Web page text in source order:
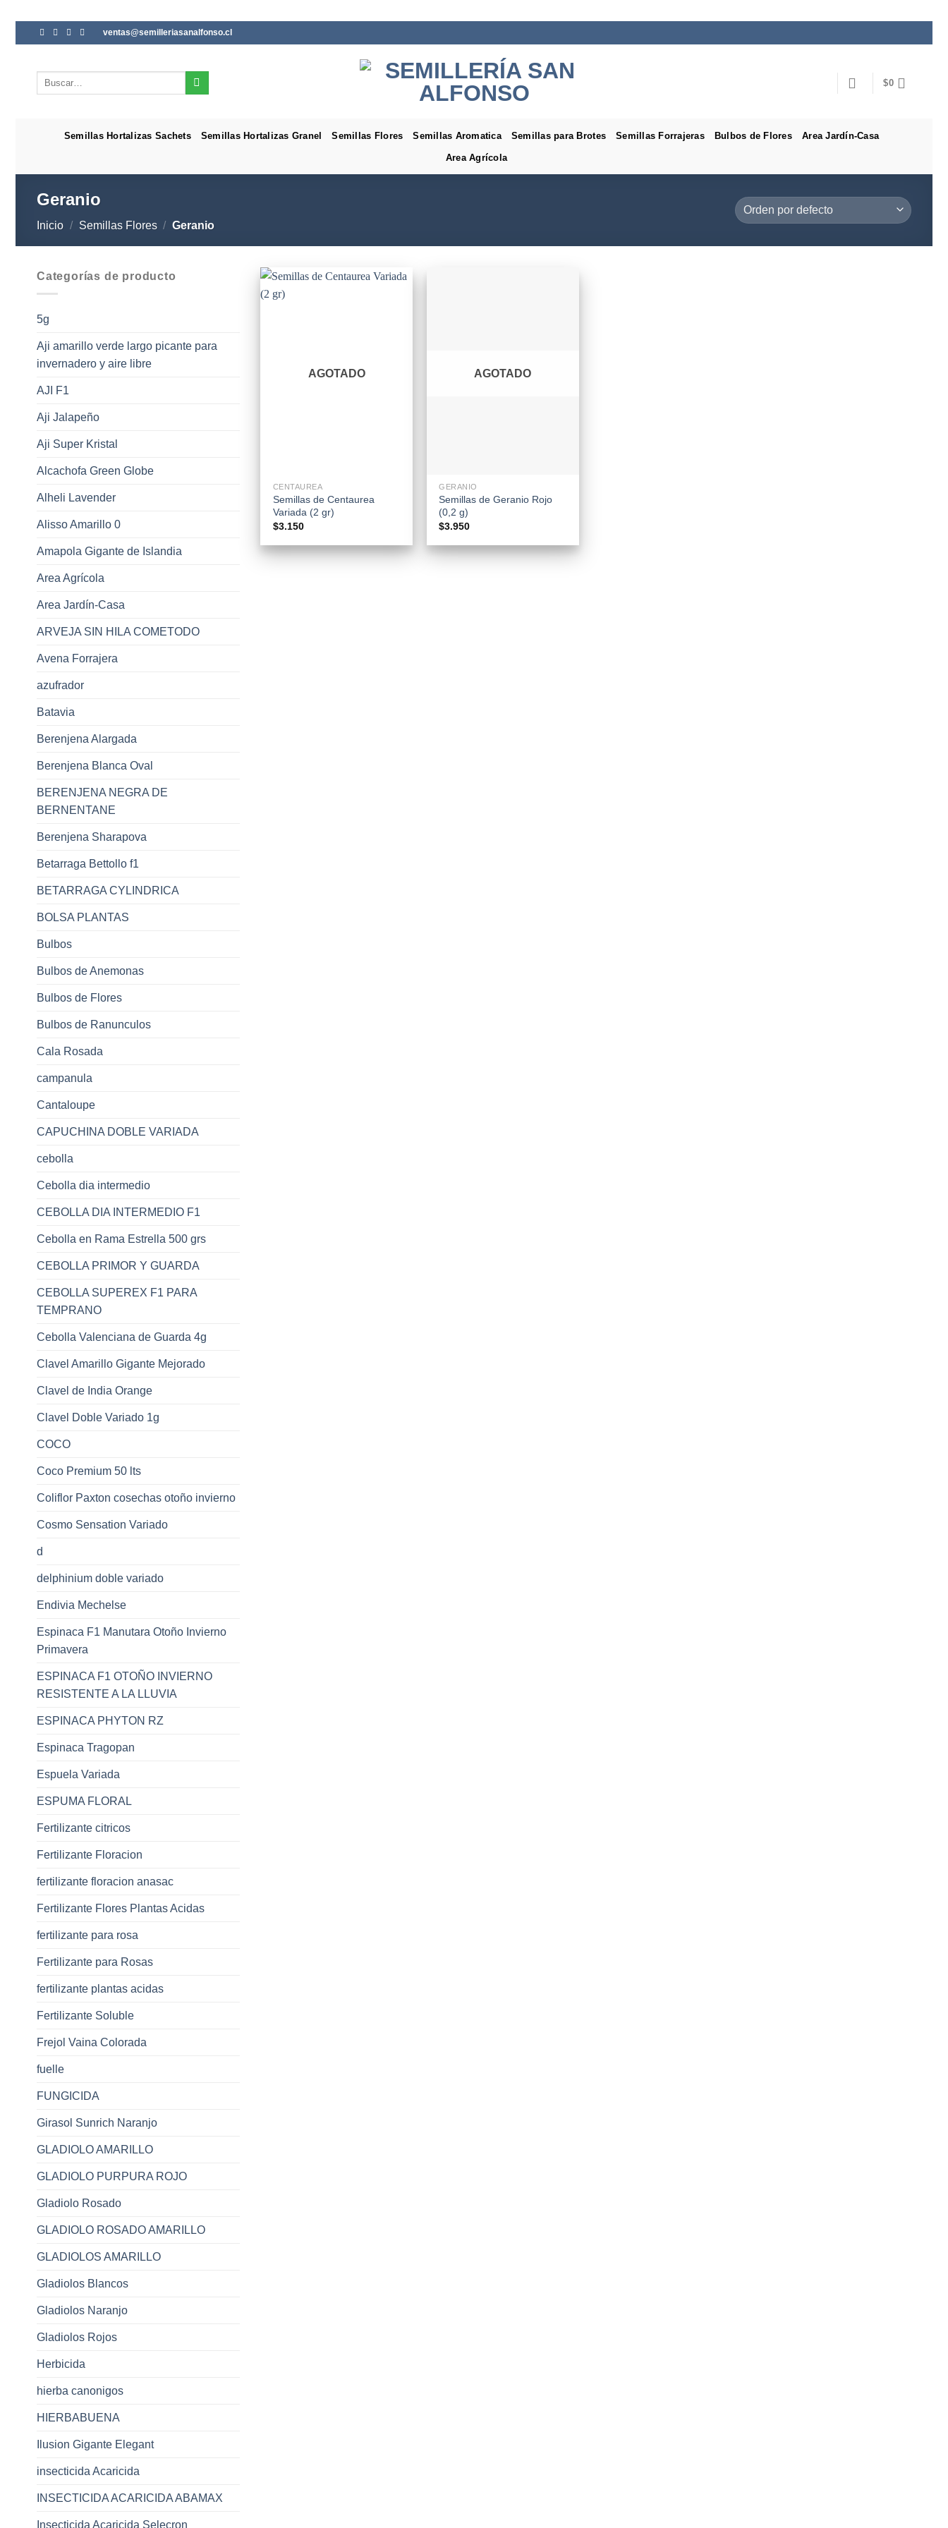
Saltar
al
ventas@semilleriasanalfonso.cl
Buscar
$0
Semillas Hortalizas Sachets Semillas Hortalizas Granel Semillas Flores Semillas Aromatica Semillas para Brotes Semillas Forrajeras Bulbos de Flores Area Jardín-Casa
Area Agrícola
Geranio
Inicio / Semillas Flores / Geranio
Categorías de producto
5g
Aji amarillo verde largo picante para
invernadero y aire libre
AJI F1
Aji Jalapeño
Aji Super Kristal
Alcachofa Green Globe
Alheli Lavender
Alisso Amarillo 0
Amapola Gigante de Islandia
Area Agrícola
Area Jardín-Casa
ARVEJA SIN HILA COMETODO
Avena Forrajera
azufrador
Batavia
Berenjena Alargada
Berenjena Blanca Oval
BERENJENA NEGRA DE
BERNENTANE
Berenjena Sharapova
Betarraga Bettollo f1
BETARRAGA CYLINDRICA
BOLSA PLANTAS
Bulbos
Bulbos de Anemonas
Bulbos de Flores
Bulbos de Ranunculos
Cala Rosada
campanula
Cantaloupe
CAPUCHINA DOBLE VARIADA
cebolla
Cebolla dia intermedio
CEBOLLA DIA INTERMEDIO F1
Cebolla en Rama Estrella 500 grs
CEBOLLA PRIMOR Y GUARDA
CEBOLLA SUPEREX F1 PARA
TEMPRANO
Cebolla Valenciana de Guarda 4g
Clavel Amarillo Gigante Mejorado
Clavel de India Orange
Clavel Doble Variado 1g
COCO
Coco Premium 50 lts
Coliflor Paxton cosechas otoño invierno
Cosmo Sensation Variado
d
delphinium doble variado
Endivia Mechelse
Espinaca F1 Manutara Otoño Invierno
Primavera
ESPINACA F1 OTOÑO INVIERNO
RESISTENTE A LA LLUVIA
ESPINACA PHYTON RZ
Espinaca Tragopan
Espuela Variada
ESPUMA FLORAL
Fertilizante citricos
Fertilizante Floracion
fertilizante floracion anasac
Fertilizante Flores Plantas Acidas
fertilizante para rosa
Fertilizante para Rosas
fertilizante plantas acidas
Fertilizante Soluble
Frejol Vaina Colorada
fuelle
FUNGICIDA
Girasol Sunrich Naranjo
GLADIOLO AMARILLO
GLADIOLO PURPURA ROJO
Gladiolo Rosado
GLADIOLO ROSADO AMARILLO
GLADIOLOS AMARILLO
Gladiolos Blancos
Gladiolos Naranjo
Gladiolos Rojos
Herbicida
hierba canonigos
HIERBABUENA
Ilusion Gigante Elegant
insecticida Acaricida
INSECTICIDA ACARICIDA ABAMAX
Insecticida Acaricida Selecron
AGOTADO
CENTAUREA
Semillas de Centaurea
Variada (2 gr)
$3.150
AGOTADO
GERANIO
Semillas de Geranio Rojo
(0,2 g)
$3.950